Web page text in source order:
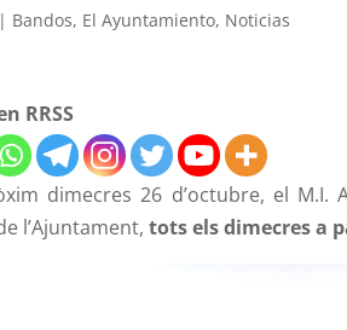
| Bandos, El Ayuntamiento, Noticias
RRSS
dimecres 26 d’octubre, el
l’Ajuntament,tots els dimecres a